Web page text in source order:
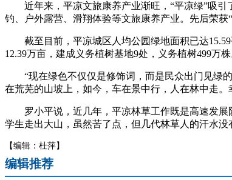
近年来，平凉文旅康养产业渐旺，“平凉绿”吸引
钓、户外露营、滑翔体验等文旅康养产业。先后荣获
截至目前，平凉城区人均公园绿地面积已达15.59
12.39万亩，建成义务植树基地9处，义务植树499万
“现在绿色不仅仅是修饰词，而是民众出门见绿的
在荒芜的山坡上，如今，车在景中行，人在林中走。
罗小平说，近几年，平凉林草工作既是高速发展
学生走出大山，虽然苦了点，但几代林草人的汗水
【编辑：杜萍】
编辑推荐